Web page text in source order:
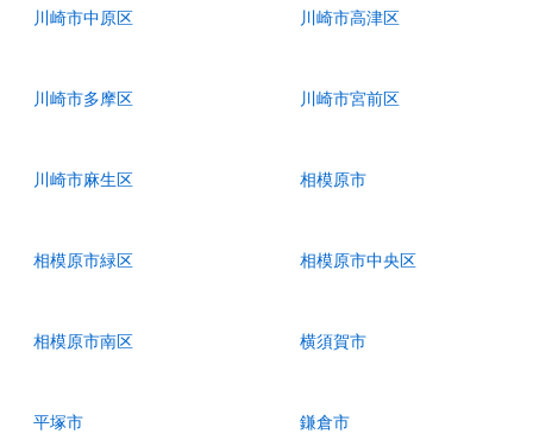
川崎市中原区 川崎市高津区
川崎市多摩区 川崎市宮前区
川崎市麻生区 相模原市
相模原市緑区 相模原市中央区
相模原市南区 横須賀市
平塚市 鎌倉市